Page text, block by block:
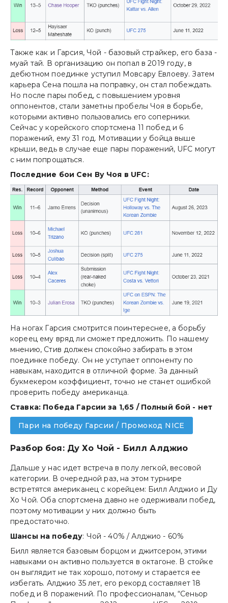
Также как и Гарсия, Чой - базовый страйкер, его база -
муай тай. В организацию он попал в 2019 году, в
дебютном поединке уступил Мовсару Евлоеву. Затем
карьера Сена пошла на поправку, он стал побеждать.
Но после пары побед, с повышением уровня
оппонентов, стали заметны пробелы Чоя в борьбе,
которыми активно пользовались его соперники.
Сейчас у корейского спортсмена 11 побед и 6
поражений, ему 31 год. Мотивации у бойца выше
крыши, ведь в случае еще пары поражений, UFC могут
с ним попрощаться.
Последние бои Сен Ву Чоя в UFC:
На ногах Гарсия смотрится поинтереснее, а борьбу
кореец ему вряд ли сможет предложить. По нашему
мнению, Стив должен спокойно забирать в этом
поединке победу. Он не уступает оппоненту по
навыкам, находится в отличной форме. За данный
букмекером коэффициент, точно не станет ошибкой
проверить победу американца.
Ставка: Победа Гарсии за 1,65 / Полный бой - нет
Пари на победу Гарсии / Промокод NICE
Разбор боя: Ду Хо Чой - Билл Алджио
Дальше у нас идет встреча в полу легкой, весовой
категории. В очередной раз, на этом турнире
встретятся американец с корейцем: Билл Алджио и Ду
Хо Чой. Оба спортсмена давно не одерживали побед,
поэтому мотивации у них должно быть
предостаточно.
Шансы на победу: Чой - 40% / Алджио - 60%
Билл является базовым борцом и джитсером, этими
навыками он активно пользуется в октагоне. В стойке
он выглядит не так хорошо, потому и старается ее
избегать. Алджио 35 лет, его рекорд составляет 18
побед и 8 поражений. По профессионалам, “Сеньор